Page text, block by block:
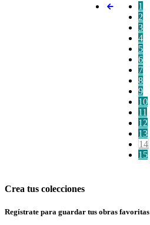
1
2
3
4
5
6
7
8
9
10
11
12
13
14
15
Crea tus colecciones
Regístrate para guardar tus obras favoritas